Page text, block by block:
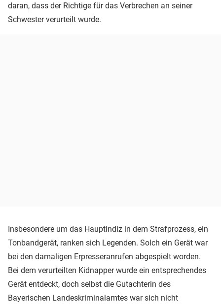
daran, dass der Richtige für das Verbrechen an seiner
Schwester verurteilt wurde.
Insbesondere um das Hauptindiz in dem Strafprozess, ein
Tonbandgerät, ranken sich Legenden. Solch ein Gerät war
bei den damaligen Erpresseranrufen abgespielt worden.
Bei dem verurteilten Kidnapper wurde ein entsprechendes
Gerät entdeckt, doch selbst die Gutachterin des
Bayerischen Landeskriminalamtes war sich nicht